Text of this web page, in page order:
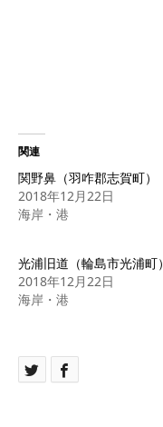
関連
関野鼻（羽咋郡志賀町）
2018年12月22日
海岸・港
光浦旧道（輪島市光浦町）
2018年12月22日
海岸・港